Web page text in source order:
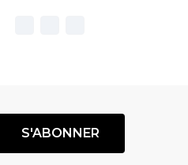
S'ABONNER